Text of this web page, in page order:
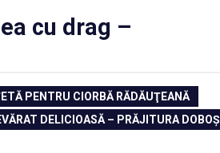
cu drag –
PENTRU CIORBĂ RĂDĂUŢEANĂ
DELICIOASĂ – PRĂJITURA DOBOȘ